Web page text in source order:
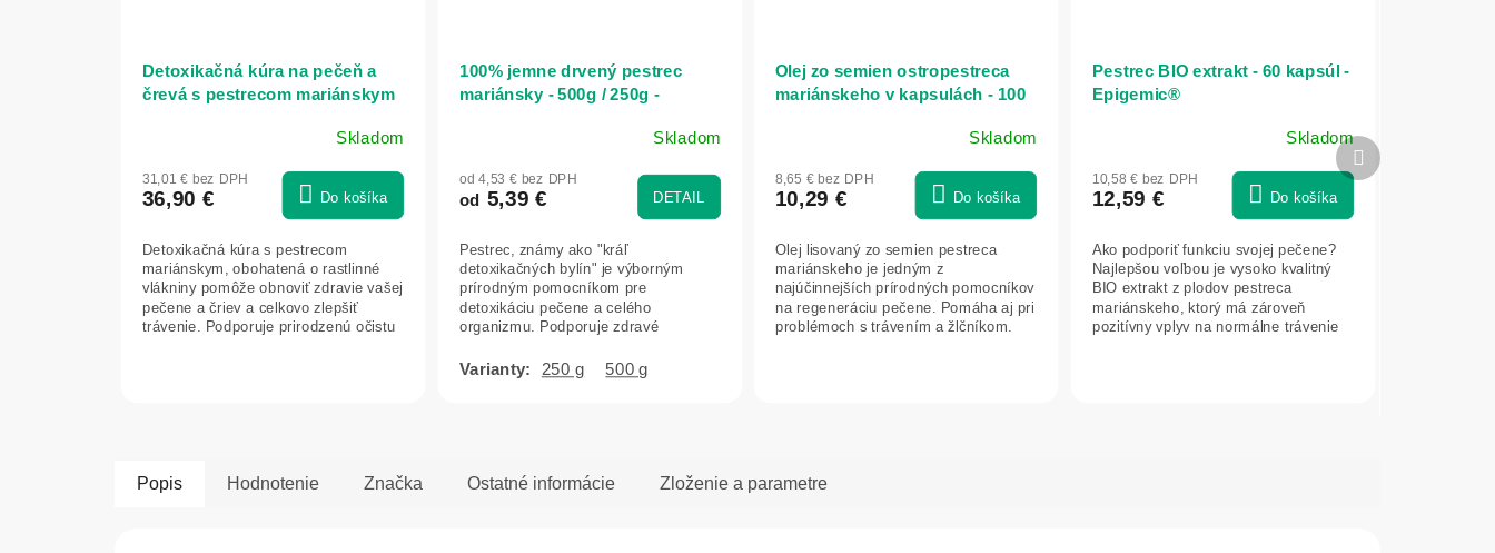
Detoxikačná kúra na pečeň a
črevá s pestrecom mariánskym
produktu
z
5
hviezdičiek.
Skladom
31,01 € bez DPH
36,90 € Do košíka
Detoxikačná kúra s pestrecom
mariánskym, obohatená o rastlinné
vlákniny pomôže obnoviť zdravie vašej
pečene a čriev a celkovo zlepšiť
trávenie. Podporuje prirodzenú očistu
100% jemne drvený pestrec
mariánsky - 500g / 250g -
produktu
z
5
hviezdičiek.
Skladom
od 4,53 € bez DPH
od 5,39 € DETAIL
Pestrec, známy ako "kráľ
detoxikačných bylín" je výborným
prírodným pomocníkom pre
detoxikáciu pečene a celého
organizmu. Podporuje zdravé
250 g 500 g
Olej zo semien ostropestreca
mariánskeho v kapsulách - 100
produktu
z
5
hviezdičiek.
Skladom
8,65 € bez DPH
10,29 € Do košíka
Olej lisovaný zo semien pestreca
mariánskeho je jedným z
najúčinnejších prírodných pomocníkov
na regeneráciu pečene. Pomáha aj pri
problémoch s trávením a žlčníkom.
Pestrec BIO extrakt - 60 kapsúl -
Epigemic®
Skladom
10,58 € bez DPH
12,59 € Do košíka
Ako podporiť funkciu svojej pečene?
Najlepšou voľbou je vysoko kvalitný
BIO extrakt z plodov pestreca
mariánskeho, ktorý má zároveň
pozitívny vplyv na normálne trávenie
Ďalší
produkt
Popis Hodnotenie Značka Ostatné informácie Zloženie a parametre